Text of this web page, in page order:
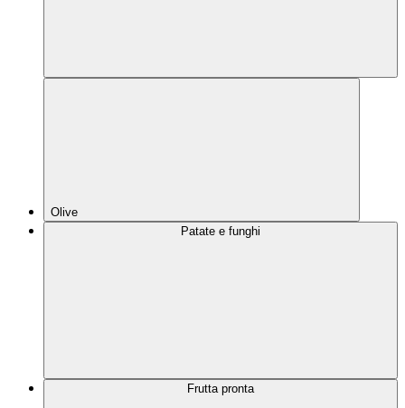
Olive
Patate e funghi
Frutta pronta